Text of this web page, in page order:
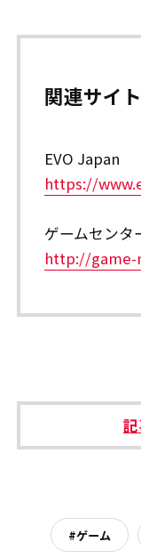
関連サイト
EVO Japan
https://
ゲームセンタ
http://game-
#ゲーム